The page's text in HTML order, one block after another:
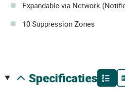
Expandable via Network
10 Suppression Zones
specificaties